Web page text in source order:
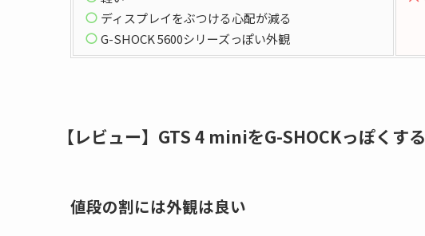
ディスプレイをぶつける心配が減る
G-SHOCK 5600シリーズっぽい外観
【レビュー】GTS 4 miniをG-SHOCKっぽくす
値段の割には外観は良い